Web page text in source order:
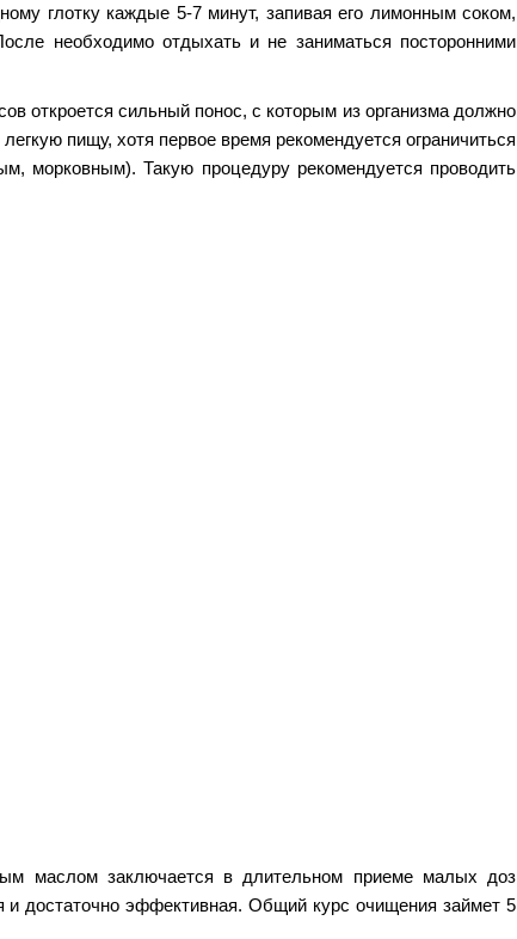
глотку каждые 5-7 минут, запивая его лимонным соком,
необходимо отдыхать и не заниматься посторонними
откроется сильный понос, с которым из организма должно
пищу, хотя первое время рекомендуется ограничиться
морковным). Такую процедуру рекомендуется проводить
маслом заключается в длительном приеме малых доз
и достаточно эффективная. Общий курс очищения займет 5